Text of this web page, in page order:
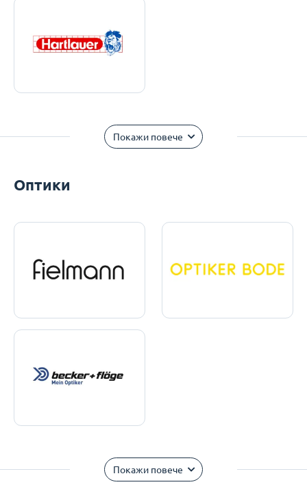
Покажи повече
Оптики
Покажи повече